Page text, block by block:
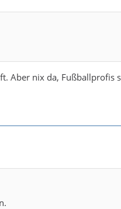
Aber nix da, Fußballprofis